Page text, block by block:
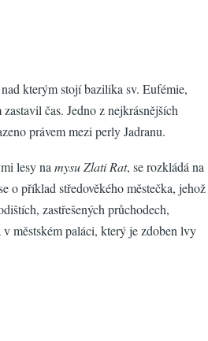
kterým stojí bazilika sv. Eufémie,
čas. Jedno z nejkrásnějších
právem mezi perly Jadranu.
lesy namysu Zlati Rat, se rozkládá na
o příklad středověkého městečka, jehož
zastřešených průchodech,
městském paláci, který je zdoben lvy